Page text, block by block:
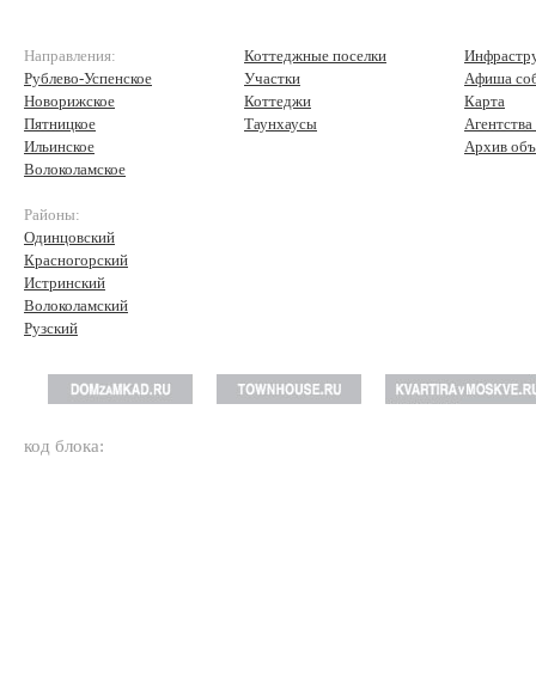
Направления:
Рублево-Успенское
Новорижское
Пятницкое
Ильинское
Волоколамское
Районы:
Одинцовский
Красногорский
Истринский
Волоколамский
Рузский
Коттеджные поселки
Участки
Коттеджи
Таунхаусы
Афиша
Карта
Архив
код блока: